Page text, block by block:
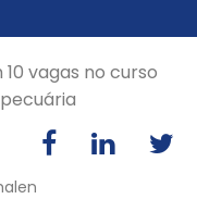
vagas no curso